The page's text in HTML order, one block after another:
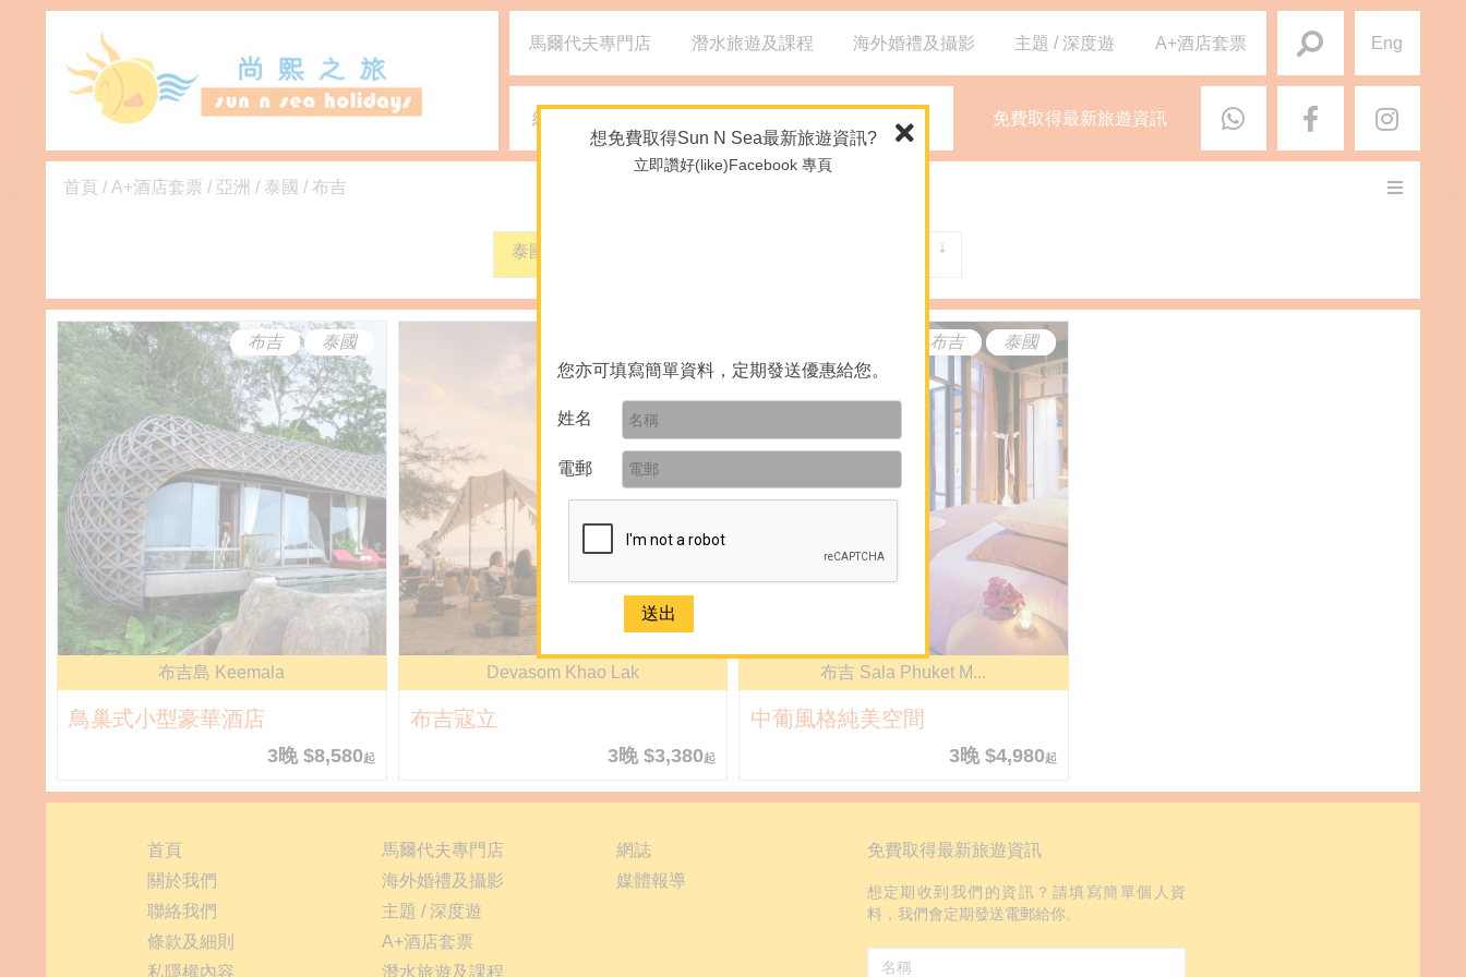
想免費取得Sun N Sea最新旅遊資訊?
立即讚好(like)Facebook 專頁
您亦可填寫簡單資料，定期發送優惠給您。
姓名
電郵
馬爾代夫專門店 潛水旅遊及課程 海外婚禮及攝影 主題 / 深度遊 A+酒店套票 Eng
網誌 免費取得最新旅遊資訊
首頁 / A+酒店套票 / 亞洲 / 泰國 / 布吉
泰國
布吉 泰國
布吉島 Keemala
鳥巢式小型豪華酒店
3晚 $8,580起
Devasom Khao Lak
布吉寇立
3晚 $3,380起
布吉 泰國
布吉 Sala Phuket M...
中葡風格純美空間
3晚 $4,980起
首頁
關於我們
聯絡我們
條款及細則
私隱權內容
馬爾代夫專門店
海外婚禮及攝影
主題 / 深度遊
A+酒店套票
潛水旅遊及課程
網誌
媒體報導
免費取得最新旅遊資訊
想定期收到我們的資訊？請填寫簡單個人資
料，我們會定期發送電郵給你。